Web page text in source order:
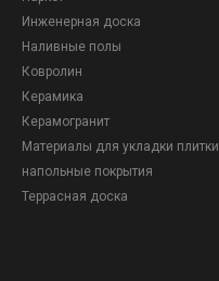
Инженерная доска
Наливные полы
Ковролин
Керамика
Керамогранит
Материалы для укладки плитки
напольные покрытия
Террасная доска